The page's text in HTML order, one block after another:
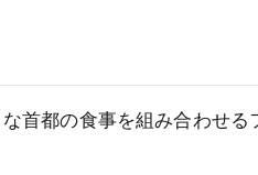
首都の食事を組み合わせる